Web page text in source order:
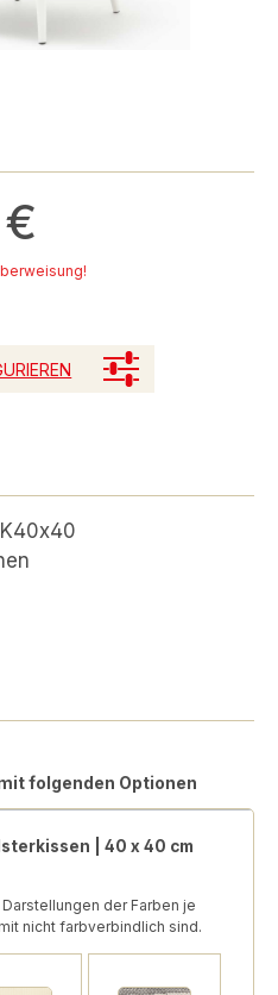
folgenden Optionen
| 40 x 40 cm
der Farben je
nicht farbverbindlich sind.